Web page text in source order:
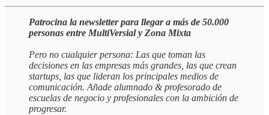
Patrocina la newsletter para llegar a más de 50.000
personas entre MultiVersial y Zona Mixta
Pero no cualquier persona: Las que toman las
decisiones en las empresas más grandes, las que crean
startups, las que lideran los principales medios de
comunicación. Añade alumnado & profesorado de
escuelas de negocio y profesionales con la ambición de
progresar.